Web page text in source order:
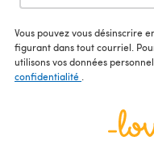
Vous pouvez vous désinscrire
figurant dans tout courriel.
utilisons vos données
confidentialité